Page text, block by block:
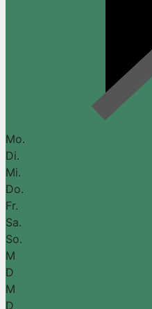
Mo.
Di.
Mi.
Do.
Fr.
Sa.
So.
M
D
M
D